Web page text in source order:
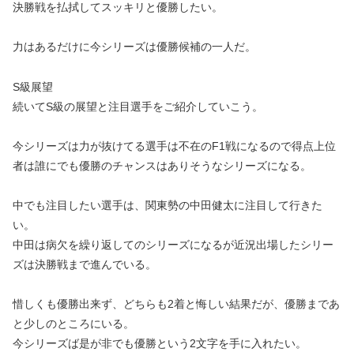
決勝戦を払拭してスッキリと優勝したい。
力はあるだけに今シリーズは優勝候補の一人だ。
S級展望
続いてS級の展望と注目選手をご紹介していこう。
今シリーズは力が抜けてる選手は不在のF1戦になるので得点上位
者は誰にでも優勝のチャンスはありそうなシリーズになる。
中でも注目したい選手は、関東勢の中田健太に注目して行きた
い。
中田は病欠を繰り返してのシリーズになるが近況出場したシリー
ズは決勝戦まで進んでいる。
惜しくも優勝出来ず、どちらも2着と悔しい結果だが、優勝まであ
と少しのところにいる。
今シリーズば是が非でも優勝という2文字を手に入れたい。